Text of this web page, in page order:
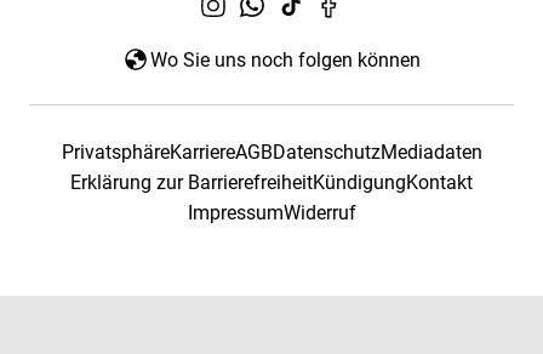
Wo Sie uns noch folgen können
PrivatsphäreKarriereAGBDatenschutzMediadaten
Erklärung zur BarrierefreiheitKündigungKontakt
ImpressumWiderruf